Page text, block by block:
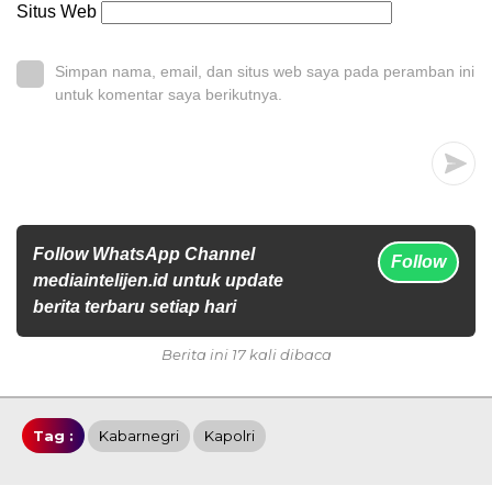
Situs Web
Simpan nama, email, dan situs web saya pada peramban ini
untuk komentar saya berikutnya.
Follow WhatsApp Channel
mediaintelijen.id untuk update
berita terbaru setiap hari
Follow
Berita ini 17 kali dibaca
Tag : Kabarnegri Kapolri